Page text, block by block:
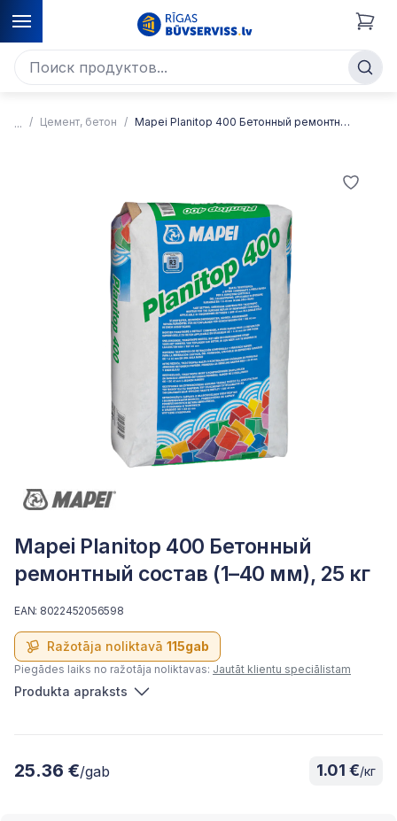
Цемент, бетон Mapei Planitop 400 Бетонный ремонтный состав (1–40 мм), 25 кг
Mapei Planitop 400 Бетонный
ремонтный состав (1–40 мм), 25 кг
Ražotāja noliktavā 115gab
EAN: 8022452056598
Piegādes laiks no ražotāja noliktavas: Jautāt klientu speciālistam
Produkta apraksts
25.36 €/gab 1.01 €/кг